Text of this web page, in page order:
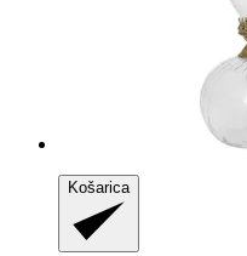
Košarica